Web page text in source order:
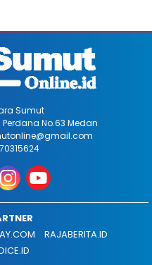
Sumut
No.63 Medan
RAJABERITA.ID